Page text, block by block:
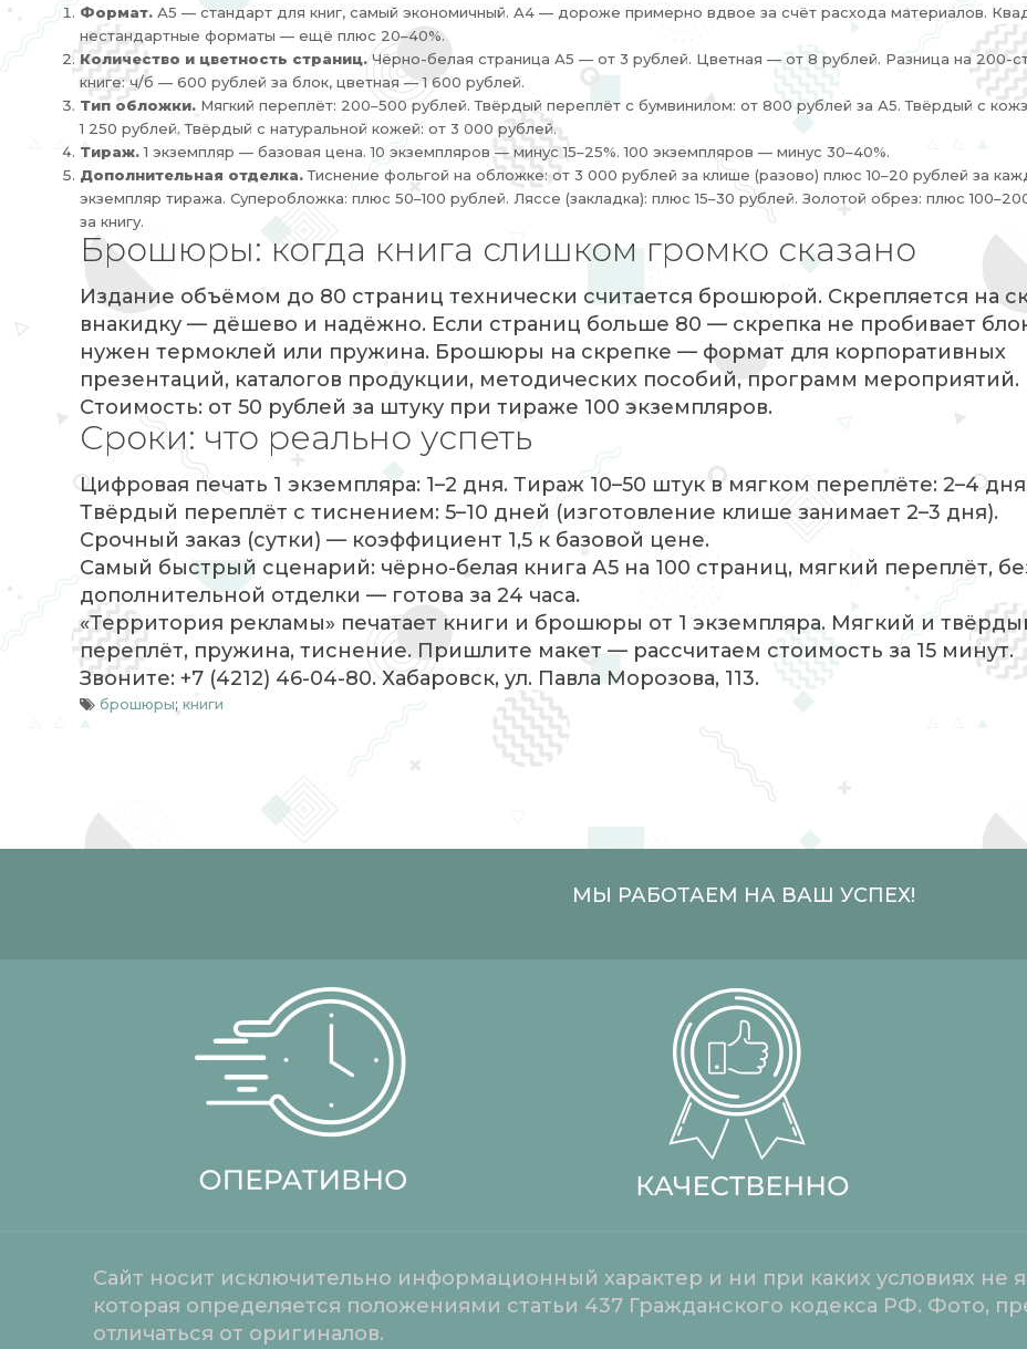
Формат. А5 — стандарт для книг, самый экономичный. А4 — дороже примерно вдвое за счёт расхода материалов.
нестандартные форматы — ещё плюс 20–40%.
Количество и цветность страниц. Чёрно-белая страница А5 — от 3 рублей. Цветная — от 8 рублей. Разница на 200-
книге: ч/б — 600 рублей за блок, цветная — 1 600 рублей.
Тип обложки. Мягкий переплёт: 200–500 рублей. Твёрдый переплёт с бумвинилом: от 800 рублей за А5. Твёрдый с
1 250 рублей. Твёрдый с натуральной кожей: от 3 000 рублей.
Тираж.1 экземпляр — базовая цена. 10 экземпляров — минус 15–25%. 100 экземпляров — минус 30–40%.
Дополнительная отделка.Тиснение фольгой на обложке: от 3 000 рублей за клише (разово) плюс 10–20 рублей за
экземпляр тиража. Суперобложка: плюс 50–100 рублей. Ляссе (закладка): плюс 15–30 рублей. Золотой обрез: плюс
за книгу.
Брошюры: когда книга слишком громко сказано
Издание объёмом до 80 страниц технически считается брошюрой. Скрепляется на
внакидку — дёшево и надёжно. Если страниц больше 80 — скрепка не пробивает
нужен термоклей или пружина. Брошюры на скрепке — формат для корпоративных
презентаций, каталогов продукции, методических пособий, программ мероприятий.
Стоимость: от 50 рублей за штуку при тираже 100 экземпляров.
Сроки: что реально успеть
Цифровая печать 1 экземпляра: 1–2 дня. Тираж 10–50 штук в мягком переплёте: 2–4
Твёрдый переплёт с тиснением: 5–10 дней (изготовление клише занимает 2–3 дня).
Срочный заказ (сутки) — коэффициент 1,5 к базовой цене.
Самый быстрый сценарий: чёрно-белая книга А5 на 100 страниц, мягкий переплёт,
дополнительной отделки — готова за 24 часа.
«Территория рекламы» печатает книги и брошюры от 1 экземпляра. Мягкий и
переплёт, пружина, тиснение. Пришлите макет — рассчитаем стоимость за 15 минут.
Звоните: +7 (4212) 46-04-80. Хабаровск, ул. Павла Морозова, 113.
брошюры; книги
МЫ РАБОТАЕМ НА ВАШ УСПЕХ!
Сайт носит исключительно информационный характер и ни при каких условиях не
которая определяется положениями статьи 437 Гражданского кодекса РФ. Фото,
отличаться от оригиналов.